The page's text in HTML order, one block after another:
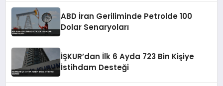
ABD İran Geriliminde Petrolde 100
Dolar Senaryoları
İŞKUR’dan İlk 6 Ayda 723 Bin Kişiye
İstihdam Desteği